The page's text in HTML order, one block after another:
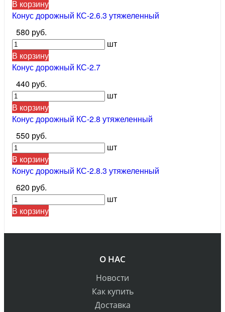
В корзину
Конус дорожный КС-2.6.3 утяжеленный
580 руб.
шт
В корзину
Конус дорожный КС-2.7
440 руб.
шт
В корзину
Конус дорожный КС-2.8 утяжеленный
550 руб.
шт
В корзину
Конус дорожный КС-2.8.3 утяжеленный
620 руб.
шт
В корзину
О НАС
Новости
Как купить
Доставка